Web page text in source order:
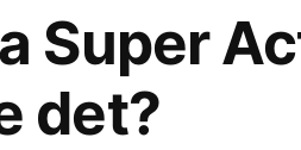
Super
det?